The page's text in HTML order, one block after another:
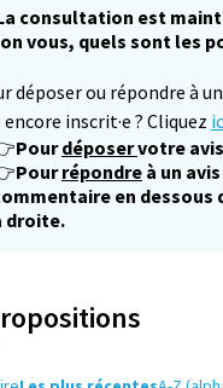
consultation est
vous, quels sont les
déposer ou répondre à
encore inscrit·e ? Cliquez
Pourdéposervotre avis
Pourrépondre à un
en dessous
droite.